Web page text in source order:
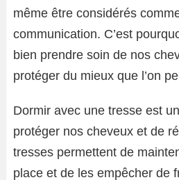
même être considérés
communication. C’est
bien prendre soin de nos
protéger du mieux que l’on
Dormir avec une tresse est
protéger nos cheveux et de
tresses permettent de
place et de les empêcher de